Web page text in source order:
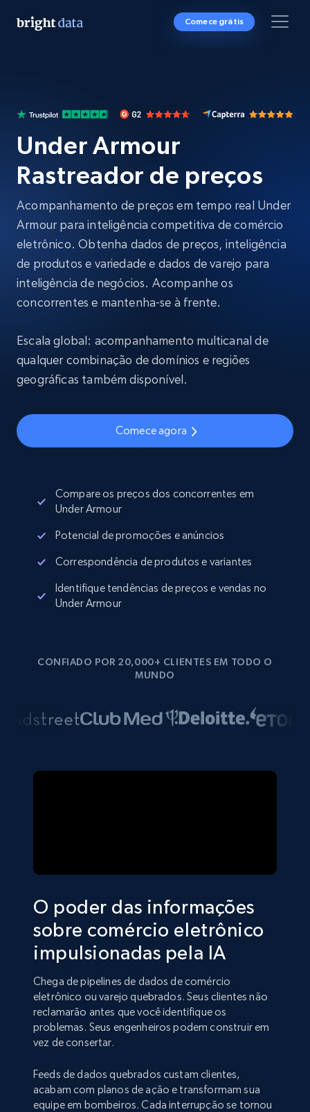
Comece grátis
Under Armour
Rastreador de preços
Acompanhamento de preços em tempo real Under
Armour para inteligência competitiva de comércio
eletrônico. Obtenha dados de preços, inteligência
de produtos e variedade e dados de varejo para
inteligência de negócios. Acompanhe os
concorrentes e mantenha-se à frente.
Escala global: acompanhamento multicanal de
qualquer combinação de domínios e regiões
geográficas também disponível.
Comece agora
Compare os preços dos concorrentes em
Under Armour
Potencial de promoções e anúncios
Correspondência de produtos e variantes
Identifique tendências de preços e vendas no
Under Armour
CONFIADO POR 20,000+ CLIENTES EM TODO O
MUNDO
O poder das informações
sobre comércio eletrônico
impulsionadas pela IA
Chega de pipelines de dados de comércio
eletrônico ou varejo quebrados. Seus clientes não
reclamarão antes que você identifique os
problemas. Seus engenheiros podem construir em
vez de consertar.
Feeds de dados quebrados custam clientes,
acabam com planos de ação e transformam sua
equipe em bombeiros. Cada interrupção se tornou